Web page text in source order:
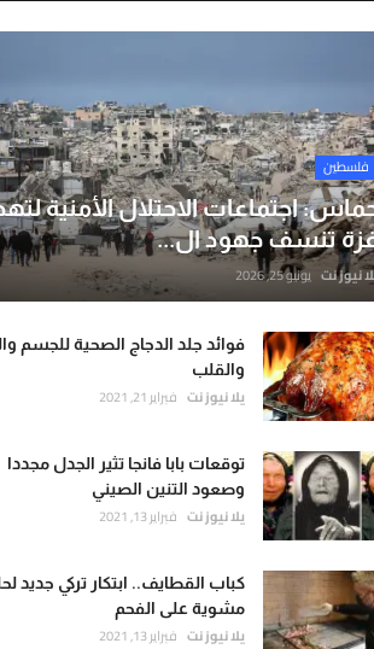
فلسطين
اجتماعات الاحتلال الأمنية
تنسف جهود ال...
نيوز نت يونيو 25, 2026
فوائد جلد الدجاج الصحية للجسم
والقلب
يلا نيوز نت فبراير 21, 2021
توقعات بابا فانجا تثير الجدل مجددا
وصعود التنين الصيني
يلا نيوز نت فبراير 13, 2021
كباب القطايف.. ابتكار تركي جديد
مشوية على الفحم
يلا نيوز نت فبراير 13, 2021